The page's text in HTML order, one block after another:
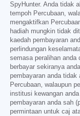
SpyHunter. Anda tidak
tempoh Percubaan,
mengaktifkan
hadiah mungkin tidak
kaedah pembayaran
perlindungan
semasa peralihan anda
berbayar sekiranya
pembayaran anda
Percubaan, walaupun
institusi kewangan
pembayaran anda sah
permintaan untuk caj